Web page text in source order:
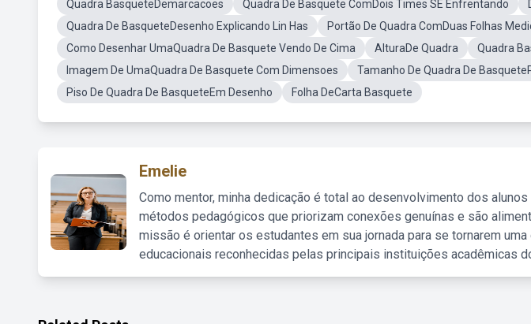
Quadra BasqueteDemarcacoes
Quadra De Basquete ComDois Times SE Enfrentando
Quadra De BasqueteDesenho Explicando Lin Has
Portão De Quadra ComDuas Folhas
Como Desenhar UmaQuadra De Basquete Vendo De Cima
AlturaDe Quadra
Quadra
Imagem De UmaQuadra De Basquete Com Dimensoes
Tamanho De Quadra De
Piso De Quadra De BasqueteEm Desenho
Folha DeCarta Basquete
Emelie
Como mentor, minha dedicação é total ao desenvolvimento dos
métodos pedagógicos que priorizam conexões genuínas e são
missão é orientar os estudantes em sua jornada para se tornarem
educacionais reconhecidas pelas principais instituições acadêmicas